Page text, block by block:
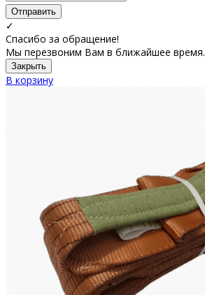
Отправить
✓
Спасибо за обращение!
Мы перезвоним Вам в ближайшее время.
Закрыть
В корзину